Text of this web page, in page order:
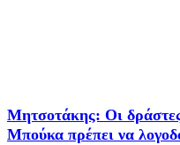
Μητσοτάκης: Οι
Μπούκα πρέπει να